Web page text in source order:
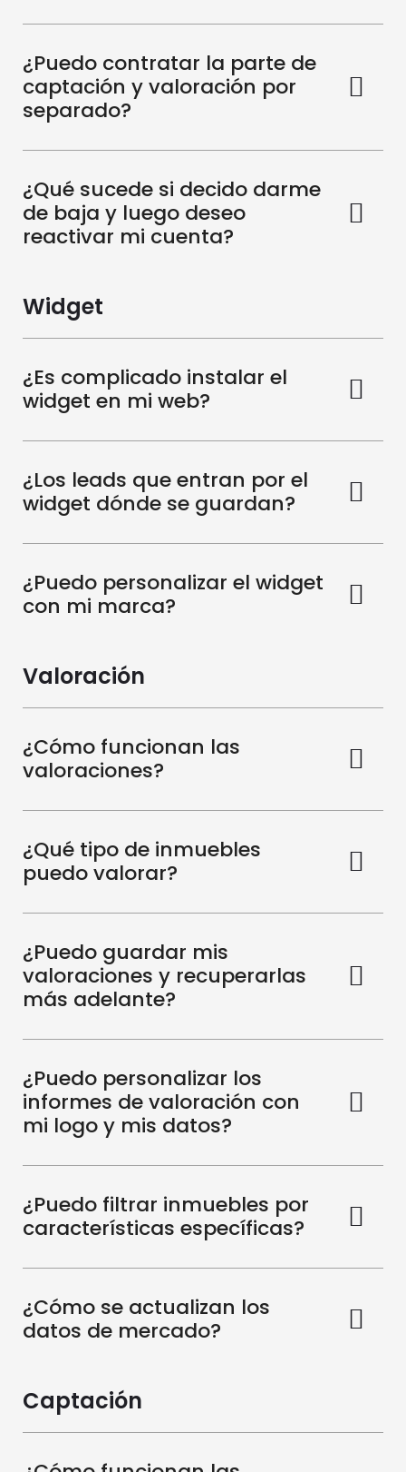
¿Puedo contratar la parte de
captación y valoración por
separado?
¿Qué sucede si decido darme
de baja y luego deseo
reactivar mi cuenta?
Widget
¿Es complicado instalar el
widget en mi web?
¿Los leads que entran por el
widget dónde se guardan?
¿Puedo personalizar el widget
con mi marca?
Valoración
¿Cómo funcionan las
valoraciones?
¿Qué tipo de inmuebles
puedo valorar?
¿Puedo guardar mis
valoraciones y recuperarlas
más adelante?
¿Puedo personalizar los
informes de valoración con
mi logo y mis datos?
¿Puedo filtrar inmuebles por
características específicas?
¿Cómo se actualizan los
datos de mercado?
Captación